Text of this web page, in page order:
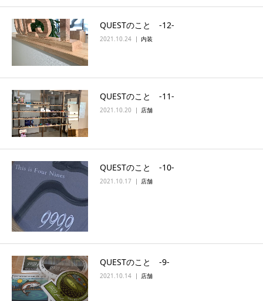
QUESTのこと ‐12‐
2021.10.24 内装
QUESTのこと ‐11‐
2021.10.20 店舗
QUESTのこと ‐10‐
2021.10.17 店舗
QUESTのこと ‐9‐
2021.10.14 店舗